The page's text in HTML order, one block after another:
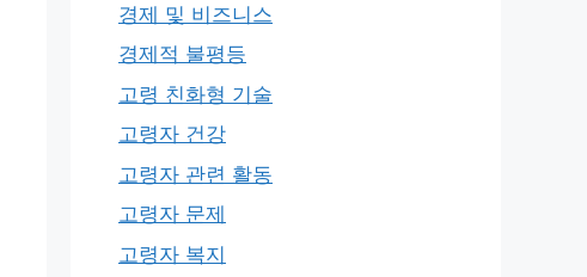
경제 및 비즈니스
경제적 불평등
고령 친화형 기술
고령자 건강
고령자 관련 활동
고령자 문제
고령자 복지